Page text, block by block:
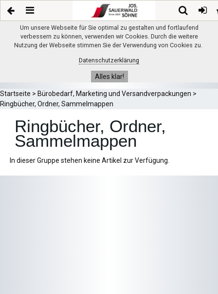
Um unsere Webseite für Sie optimal zu gestalten und fortlaufend
verbessern zu können, verwenden wir Cookies. Durch die weitere
Nutzung der Webseite stimmen Sie der Verwendung von Cookies zu.
Datenschutzerklärung
Alles klar!
Startseite > Bürobedarf, Marketing und Versandverpackungen >
Ringbücher, Ordner, Sammelmappen
Ringbücher, Ordner,
Sammelmappen
In dieser Gruppe stehen keine Artikel zur Verfügung.